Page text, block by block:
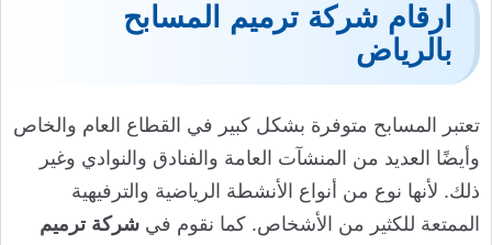
ارقام شركة ترميم المسابح
بالرياض
تعتبر المسابح متوفرة بشكل كبير في القطاع العام والخاص
وأيضًا العديد من المنشآت العامة والفنادق والنوادي وغير
ذلك. لأنها نوع من أنواع الأنشطة الرياضية والترفيهية
الممتعة للكثير من الأشخاص. كما نقوم في شركة ترميم